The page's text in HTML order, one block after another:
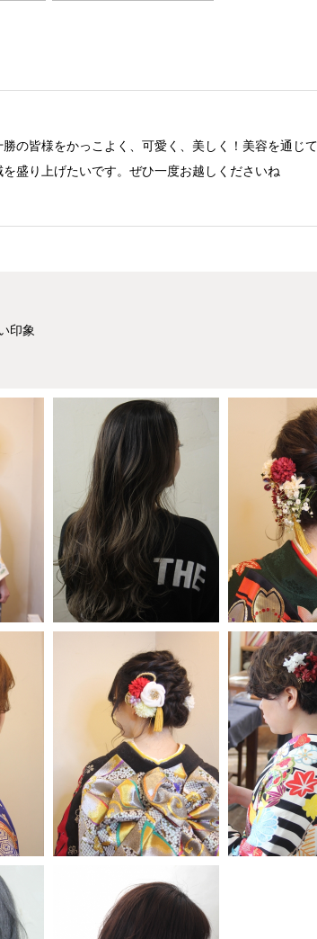
勝の皆様をかっこよく、可愛く、美しく！美容を通じ
を盛り上げたいです。ぜひ一度お越しくださいね
印象